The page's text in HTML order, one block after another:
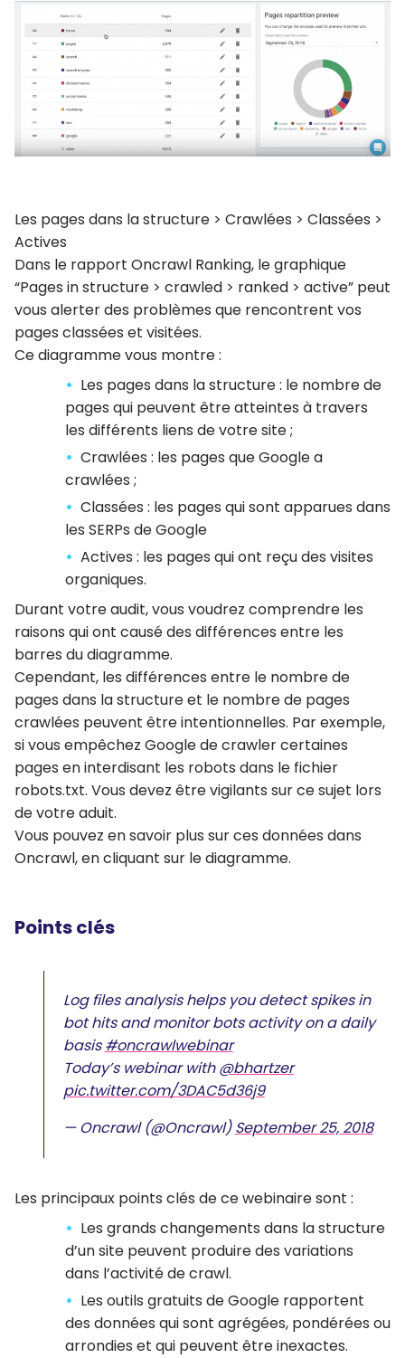
Les pages dans la structure > Crawlées > Classées >
Actives
Dans le rapport Oncrawl Ranking, le graphique
“Pages in structure > crawled > ranked > active” peut
vous alerter des problèmes que rencontrent vos
pages classées et visitées.
Ce diagramme vous montre :
Les pages dans la structure : le nombre de
pages qui peuvent être atteintes à travers
les différents liens de votre site ;
Crawlées : les pages que Google a
crawlées ;
Classées : les pages qui sont apparues dans
les SERPs de Google
Actives : les pages qui ont reçu des visites
organiques.
Durant votre audit, vous voudrez comprendre les
raisons qui ont causé des différences entre les
barres du diagramme.
Cependant, les différences entre le nombre de
pages dans la structure et le nombre de pages
crawlées peuvent être intentionnelles. Par exemple,
si vous empêchez Google de crawler certaines
pages en interdisant les robots dans le fichier
robots.txt. Vous devez être vigilants sur ce sujet lors
de votre aduit.
Vous pouvez en savoir plus sur ces données dans
Oncrawl, en cliquant sur le diagramme.
Points clés
Log files analysis helps you detect spikes in
bot hits and monitor bots activity on a daily
basis#oncrawlwebinar
Today’s webinar with@bhartzer
pic.twitter.com/3DAC5d36j9
— Oncrawl (@Oncrawl)September 25, 2018
Les principaux points clés de ce webinaire sont :
Les grands changements dans la structure
d’un site peuvent produire des variations
dans l’activité de crawl.
Les outils gratuits de Google rapportent
des données qui sont agrégées, pondérées ou
arrondies et qui peuvent être inexactes.